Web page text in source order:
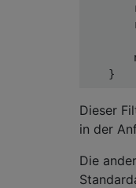
}
Dieser
in der
Die